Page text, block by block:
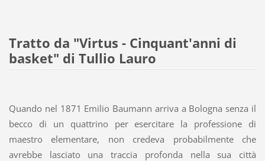
Tratto da "Virtus - Cinquant'anni di
basket" di Tullio Lauro
Quando nel 1871 Emilio Baumann arriva a Bologna senza il
becco di un quattrino per esercitare la professione di
maestro elementare, non credeva probabilmente che
avrebbe lasciato una traccia profonda nella sua città